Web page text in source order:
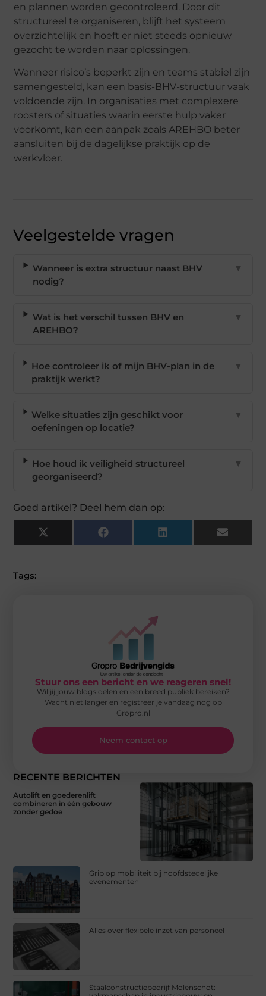
en plannen worden gecontroleerd. Door dit
structureel te organiseren, blijft het systeem
overzichtelijk en hoeft er niet steeds opnieuw
gezocht te worden naar oplossingen.
Wanneer risico’s beperkt zijn en teams stabiel zijn
samengesteld, kan een basis-BHV-structuur vaak
voldoende zijn. In organisaties met complexere
roosters of situaties waarin eerste hulp vaker
voorkomt, kan een aanpak zoals AREHBO beter
aansluiten bij de dagelijkse praktijk op de
werkvloer.
Veelgestelde vragen
Wanneer is extra structuur naast BHV
nodig?
▼
Wat is het verschil tussen BHV en
AREHBO?
▼
Hoe controleer ik of mijn BHV-plan in de
praktijk werkt?
▼
Welke situaties zijn geschikt voor
oefeningen op locatie?
▼
Hoe houd ik veiligheid structureel
georganiseerd?
▼
Goed artikel? Deel hem dan op:
X
(Twitter)
Facebook LinkedIn Email
Tags:
RECENTE BERICHTEN
Autolift en goederenlift
combineren in één gebouw
zonder gedoe
Grip op mobiliteit bij hoofdstedelijke
evenementen
Alles over flexibele inzet van personeel
Staalconstructiebedrijf Molenschot:
Stuur ons een bericht en we reageren snel!
Wil jij jouw blogs delen en een breed publiek bereiken?
Wacht niet langer en registreer je vandaag nog op
Gropro.nl
Neem contact op